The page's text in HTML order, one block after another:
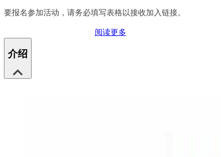
要报名参加活动，请务必填写表格以接收加入链接。
阅读更多
介绍